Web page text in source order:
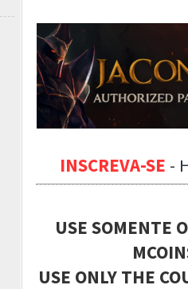
INSCREVA-SE -
USE SOMENTE
USE ONLY THE